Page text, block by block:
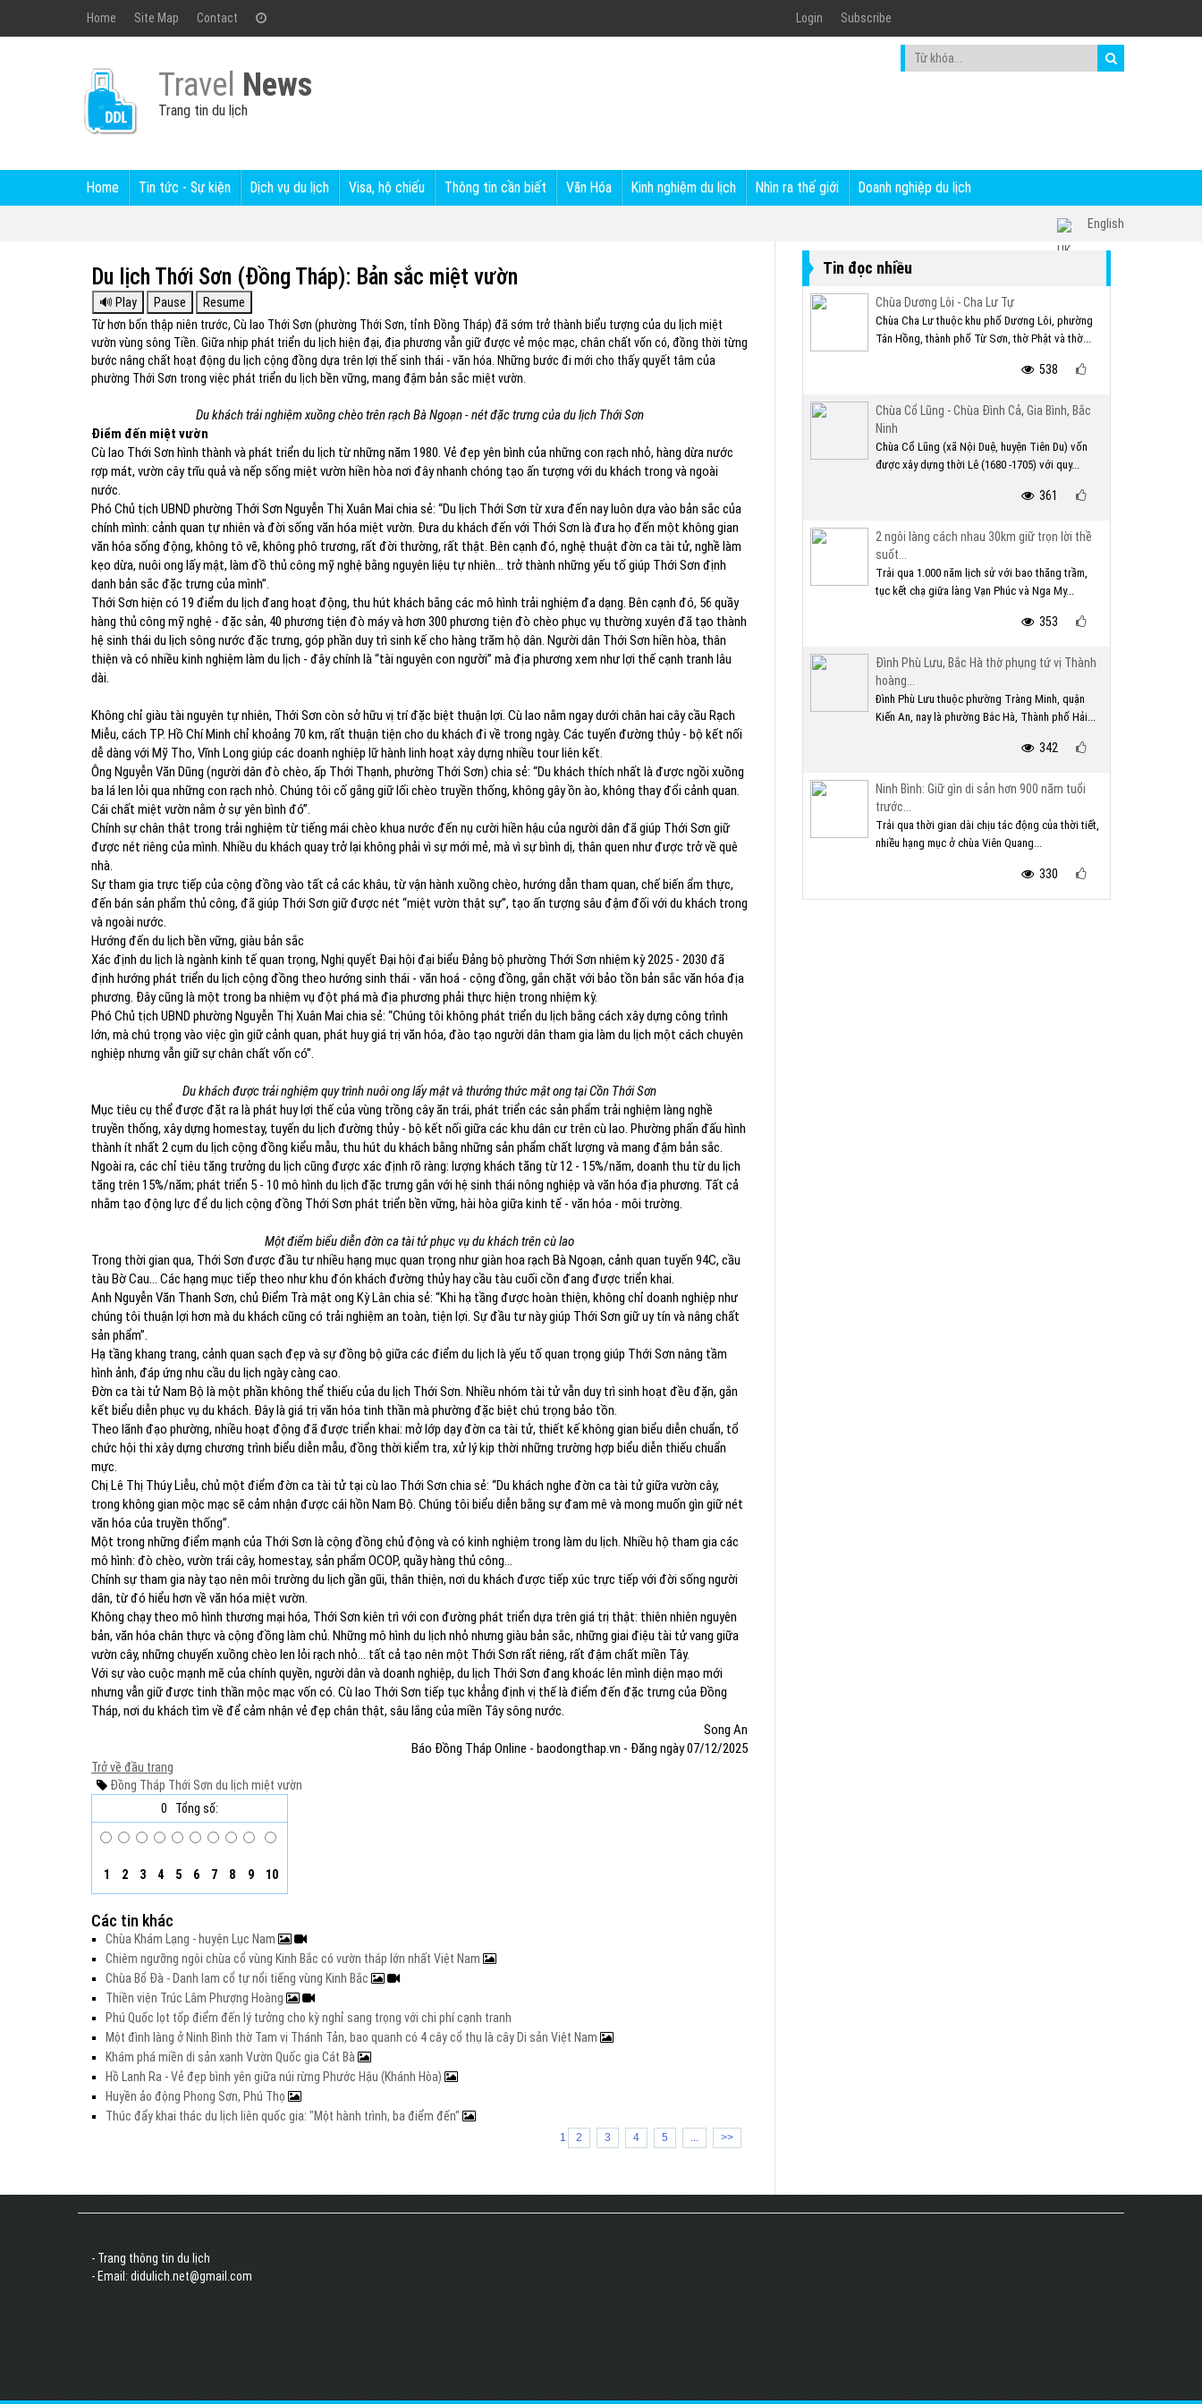
Home Site Map Contact Login Subscribe
Travel News
Trang tin du lịch
Home Tin tức - Sự kiện Dịch vụ du lịch Visa, hộ chiếu Thông tin cần biết Văn Hóa Kinh nghiệm du lịch Nhìn ra thế giới Doanh nghiệp du lịch
English
Du lịch Thới Sơn (Đồng Tháp): Bản sắc miệt vườn
Từ hơn bốn thập niên trước, Cù lao Thới Sơn (phường Thới Sơn, tỉnh Đồng Tháp) đã sớm trở thành biểu tượng của du lịch miệt
vườn vùng sông Tiền. Giữa nhịp phát triển du lịch hiện đại, địa phương vẫn giữ được vẻ mộc mạc, chân chất vốn có, đồng thời từng
bước nâng chất hoạt động du lịch cộng đồng dựa trên lợi thế sinh thái - văn hóa. Những bước đi mới cho thấy quyết tâm của
phường Thới Sơn trong việc phát triển du lịch bền vững, mang đậm bản sắc miệt vườn.
Du khách trải nghiệm xuồng chèo trên rạch Bà Ngoạn - nét đặc trưng của du lịch Thới Sơn
Điểm đến miệt vườn
Cù lao Thới Sơn hình thành và phát triển du lịch từ những năm 1980. Vẻ đẹp yên bình của những con rạch nhỏ, hàng dừa nước
rợp mát, vườn cây trĩu quả và nếp sống miệt vườn hiền hòa nơi đây nhanh chóng tạo ấn tượng với du khách trong và ngoài
nước.
Phó Chủ tịch UBND phường Thới Sơn Nguyễn Thị Xuân Mai chia sẻ: “Du lịch Thới Sơn từ xưa đến nay luôn dựa vào bản sắc của
chính mình: cảnh quan tự nhiên và đời sống văn hóa miệt vườn. Đưa du khách đến với Thới Sơn là đưa họ đến một không gian
văn hóa sống động, không tô vẽ, không phô trương, rất đời thường, rất thật. Bên cạnh đó, nghệ thuật đờn ca tài tử, nghề làm
kẹo dừa, nuôi ong lấy mật, làm đồ thủ công mỹ nghệ bằng nguyên liệu tự nhiên… trở thành những yếu tố giúp Thới Sơn định
danh bản sắc đặc trưng của mình”.
Thới Sơn hiện có 19 điểm du lịch đang hoạt động, thu hút khách bằng các mô hình trải nghiệm đa dạng. Bên cạnh đó, 56 quầy
hàng thủ công mỹ nghệ - đặc sản, 40 phương tiện đò máy và hơn 300 phương tiện đò chèo phục vụ thường xuyên đã tạo thành
hệ sinh thái du lịch sông nước đặc trưng, góp phần duy trì sinh kế cho hàng trăm hộ dân. Người dân Thới Sơn hiền hòa, thân
thiện và có nhiều kinh nghiệm làm du lịch - đây chính là “tài nguyên con người” mà địa phương xem như lợi thế cạnh tranh lâu
dài.
Không chỉ giàu tài nguyên tự nhiên, Thới Sơn còn sở hữu vị trí đặc biệt thuận lợi. Cù lao nằm ngay dưới chân hai cây cầu Rạch
Miễu, cách TP. Hồ Chí Minh chỉ khoảng 70 km, rất thuận tiện cho du khách đi về trong ngày. Các tuyến đường thủy - bộ kết nối
dễ dàng với Mỹ Tho, Vĩnh Long giúp các doanh nghiệp lữ hành linh hoạt xây dựng nhiều tour liên kết.
Ông Nguyễn Văn Dũng (người dân đò chèo, ấp Thới Thạnh, phường Thới Sơn) chia sẻ: “Du khách thích nhất là được ngồi xuồng
ba lá len lỏi qua những con rạch nhỏ. Chúng tôi cố gắng giữ lối chèo truyền thống, không gây ồn ào, không thay đổi cảnh quan.
Cái chất miệt vườn nằm ở sự yên bình đó”.
Chính sự chân thật trong trải nghiệm từ tiếng mái chèo khua nước đến nụ cười hiền hậu của người dân đã giúp Thới Sơn giữ
được nét riêng của mình. Nhiều du khách quay trở lại không phải vì sự mới mẻ, mà vì sự bình dị, thân quen như được trở về quê
nhà.
Sự tham gia trực tiếp của cộng đồng vào tất cả các khâu, từ vận hành xuồng chèo, hướng dẫn tham quan, chế biến ẩm thực,
đến bán sản phẩm thủ công, đã giúp Thới Sơn giữ được nét “miệt vườn thật sự”, tạo ấn tượng sâu đậm đối với du khách trong
và ngoài nước.
Hướng đến du lịch bền vững, giàu bản sắc
Xác định du lịch là ngành kinh tế quan trọng, Nghị quyết Đại hội đại biểu Đảng bộ phường Thới Sơn nhiệm kỳ 2025 - 2030 đã
định hướng phát triển du lịch cộng đồng theo hướng sinh thái - văn hoá - cộng đồng, gắn chặt với bảo tồn bản sắc văn hóa địa
phương. Đây cũng là một trong ba nhiệm vụ đột phá mà địa phương phải thực hiện trong nhiệm kỳ.
Phó Chủ tịch UBND phường Nguyễn Thị Xuân Mai chia sẻ: “Chúng tôi không phát triển du lịch bằng cách xây dựng công trình
lớn, mà chú trọng vào việc gìn giữ cảnh quan, phát huy giá trị văn hóa, đào tạo người dân tham gia làm du lịch một cách chuyên
nghiệp nhưng vẫn giữ sự chân chất vốn có”.
Du khách được trải nghiệm quy trình nuôi ong lấy mật và thưởng thức mật ong tại Cồn Thới Sơn
Mục tiêu cụ thể được đặt ra là phát huy lợi thế của vùng trồng cây ăn trái, phát triển các sản phẩm trải nghiệm làng nghề
truyền thống, xây dựng homestay, tuyến du lịch đường thủy - bộ kết nối giữa các khu dân cư trên cù lao. Phường phấn đấu hình
thành ít nhất 2 cụm du lịch cộng đồng kiểu mẫu, thu hút du khách bằng những sản phẩm chất lượng và mang đậm bản sắc.
Ngoài ra, các chỉ tiêu tăng trưởng du lịch cũng được xác định rõ ràng: lượng khách tăng từ 12 - 15%/năm, doanh thu từ du lịch
tăng trên 15%/năm; phát triển 5 - 10 mô hình du lịch đặc trưng gắn với hệ sinh thái nông nghiệp và văn hóa địa phương. Tất cả
nhằm tạo động lực để du lịch cộng đồng Thới Sơn phát triển bền vững, hài hòa giữa kinh tế - văn hóa - môi trường.
Một điểm biểu diễn đờn ca tài tử phục vụ du khách trên cù lao
Trong thời gian qua, Thới Sơn được đầu tư nhiều hạng mục quan trọng như giàn hoa rạch Bà Ngoạn, cảnh quan tuyến 94C, cầu
tàu Bờ Cau… Các hạng mục tiếp theo như khu đón khách đường thủy hay cầu tàu cuối cồn đang được triển khai.
Anh Nguyễn Văn Thanh Sơn, chủ Điểm Trà mật ong Kỳ Lân chia sẻ: “Khi hạ tầng được hoàn thiện, không chỉ doanh nghiệp như
chúng tôi thuận lợi hơn mà du khách cũng có trải nghiệm an toàn, tiện lợi. Sự đầu tư này giúp Thới Sơn giữ uy tín và nâng chất
sản phẩm”.
Hạ tầng khang trang, cảnh quan sạch đẹp và sự đồng bộ giữa các điểm du lịch là yếu tố quan trọng giúp Thới Sơn nâng tầm
hình ảnh, đáp ứng nhu cầu du lịch ngày càng cao.
Đờn ca tài tử Nam Bộ là một phần không thể thiếu của du lịch Thới Sơn. Nhiều nhóm tài tử vẫn duy trì sinh hoạt đều đặn, gắn
kết biểu diễn phục vụ du khách. Đây là giá trị văn hóa tinh thần mà phường đặc biệt chú trọng bảo tồn.
Theo lãnh đạo phường, nhiều hoạt động đã được triển khai: mở lớp dạy đờn ca tài tử, thiết kế không gian biểu diễn chuẩn, tổ
chức hội thi xây dựng chương trình biểu diễn mẫu, đồng thời kiểm tra, xử lý kịp thời những trường hợp biểu diễn thiếu chuẩn
mực.
Chị Lê Thị Thúy Liễu, chủ một điểm đờn ca tài tử tại cù lao Thới Sơn chia sẻ: “Du khách nghe đờn ca tài tử giữa vườn cây,
trong không gian mộc mạc sẽ cảm nhận được cái hồn Nam Bộ. Chúng tôi biểu diễn bằng sự đam mê và mong muốn gìn giữ nét
văn hóa của truyền thống”.
Một trong những điểm mạnh của Thới Sơn là cộng đồng chủ động và có kinh nghiệm trong làm du lịch. Nhiều hộ tham gia các
mô hình: đò chèo, vườn trái cây, homestay, sản phẩm OCOP, quầy hàng thủ công…
Chính sự tham gia này tạo nên môi trường du lịch gần gũi, thân thiện, nơi du khách được tiếp xúc trực tiếp với đời sống người
dân, từ đó hiểu hơn về văn hóa miệt vườn.
Không chạy theo mô hình thương mại hóa, Thới Sơn kiên trì với con đường phát triển dựa trên giá trị thật: thiên nhiên nguyên
bản, văn hóa chân thực và cộng đồng làm chủ. Những mô hình du lịch nhỏ nhưng giàu bản sắc, những giai điệu tài tử vang giữa
vườn cây, những chuyến xuồng chèo len lỏi rạch nhỏ… tất cả tạo nên một Thới Sơn rất riêng, rất đậm chất miền Tây.
Với sự vào cuộc mạnh mẽ của chính quyền, người dân và doanh nghiệp, du lịch Thới Sơn đang khoác lên mình diện mạo mới
nhưng vẫn giữ được tinh thần mộc mạc vốn có. Cù lao Thới Sơn tiếp tục khẳng định vị thế là điểm đến đặc trưng của Đồng
Tháp, nơi du khách tìm về để cảm nhận vẻ đẹp chân thật, sâu lắng của miền Tây sông nước.
Song An
Báo Đồng Tháp Online - baodongthap.vn - Đăng ngày 07/12/2025
Trở về đầu trang
Đồng Tháp Thới Sơn du lịch miệt vườn
0
Tổng số:
1 2 3 4 5 6 7 8 9 10
Các tin khác
Chùa Khám Lạng - huyện Lục Nam
Chiêm ngưỡng ngôi chùa cổ vùng Kinh Bắc có vườn tháp lớn nhất Việt Nam
Chùa Bổ Đà - Danh lam cổ tự nổi tiếng vùng Kinh Bắc
Thiền viện Trúc Lâm Phượng Hoàng
Phú Quốc lọt tốp điểm đến lý tưởng cho kỳ nghỉ sang trọng với chi phí cạnh tranh
Một đình làng ở Ninh Bình thờ Tam vị Thánh Tản, bao quanh có 4 cây cổ thụ là cây Di sản Việt Nam
Khám phá miền di sản xanh Vườn Quốc gia Cát Bà
Hồ Lanh Ra - Vẻ đẹp bình yên giữa núi rừng Phước Hậu (Khánh Hòa)
Huyền ảo động Phong Sơn, Phú Thọ
Thúc đẩy khai thác du lịch liên quốc gia: "Một hành trình, ba điểm đến"
1 2 3 4 5 ... >>
Tin đọc nhiều
Chùa Dương Lôi - Cha Lư Tự
Chùa Cha Lư thuộc khu phố Dương Lôi, phường
Tân Hồng, thành phố Từ Sơn, thờ Phật và thờ...
538
Chùa Cổ Lũng - Chùa Đình Cả, Gia Bình, Bắc
Ninh
Chùa Cổ Lũng (xã Nội Duệ, huyện Tiên Du) vốn
được xây dựng thời Lê (1680 -1705) với quy...
361
2 ngôi làng cách nhau 30km giữ trọn lời thề
suốt...
Trải qua 1.000 năm lịch sử với bao thăng trầm,
tục kết chạ giữa làng Vạn Phúc và Nga My...
353
Đình Phù Lưu, Bắc Hà thờ phụng tứ vị Thành
hoàng...
Đình Phù Lưu thuộc phường Tràng Minh, quận
Kiến An, nay là phường Bắc Hà, Thành phố Hải...
342
Ninh Bình: Giữ gìn di sản hơn 900 năm tuổi
trước...
Trải qua thời gian dài chịu tác động của thời tiết,
nhiều hạng mục ở chùa Viên Quang...
330
- Trang thông tin du lịch
- Email: didulich.net@gmail.com